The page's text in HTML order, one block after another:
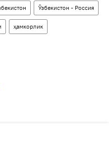
Ўзбекистон - Россия
ҳамкорлик